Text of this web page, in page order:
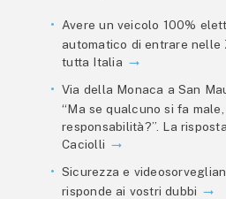
Avere un veicolo 100%
automatico di entrare
tutta Italia
Via della Monaca a San
“Ma se qualcuno si fa
responsabilità?”. La
Caciolli
Sicurezza e
risponde ai vostri dubbi